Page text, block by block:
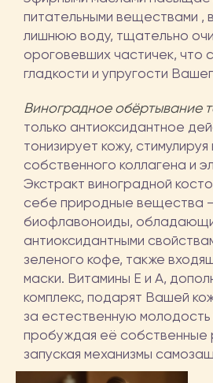
питательными веществами ,
лишнюю воду, тщательно
ороговевших частичек, что
гладкости и упругости
Виноградное обёртывание
только антиоксидантное
тонизирует кожу,
собственного коллагена и
Экстракт виноградной
себе природные вещества
биофлавоноиды,
антиоксидантными
зеленого кофе, также
маски. Витамины Е и А,
комплекс, подарят Вашей
за естественную молодость
пробуждая её собственные
запуская механизмы